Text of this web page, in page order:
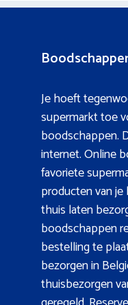
Je hoeft
supermarkt toe
boodschappen.
internet. Online
favoriete
producten van
thuis laten
boodschappen
bestelling te
bezorgen in
thuisbezorgen